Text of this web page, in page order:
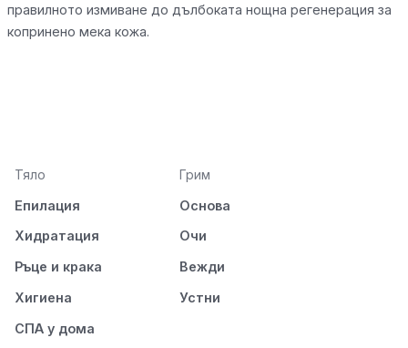
правилното измиване до дълбоката нощна регенерация за
копринено мека кожа.
Тяло
Епилация
Хидратация
Ръце и крака
Хигиена
СПА у дома
Грим
Основа
Очи
Вежди
Устни